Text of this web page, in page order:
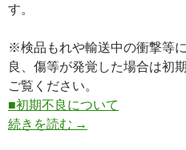
す。
※検品もれや輸送中の衝撃等
良、傷等が発覚した場合は初
ご覧ください。
■初期不良について
続きを読む ■商品の検品につい
→